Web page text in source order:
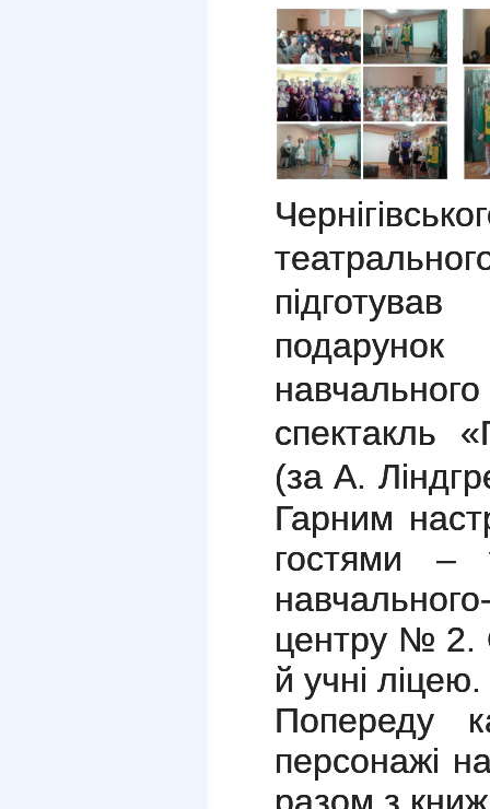
спектакль
(за А.
Гарним
гостями –
центру № 2.
й учні ліцею.
Попереду
персонажі